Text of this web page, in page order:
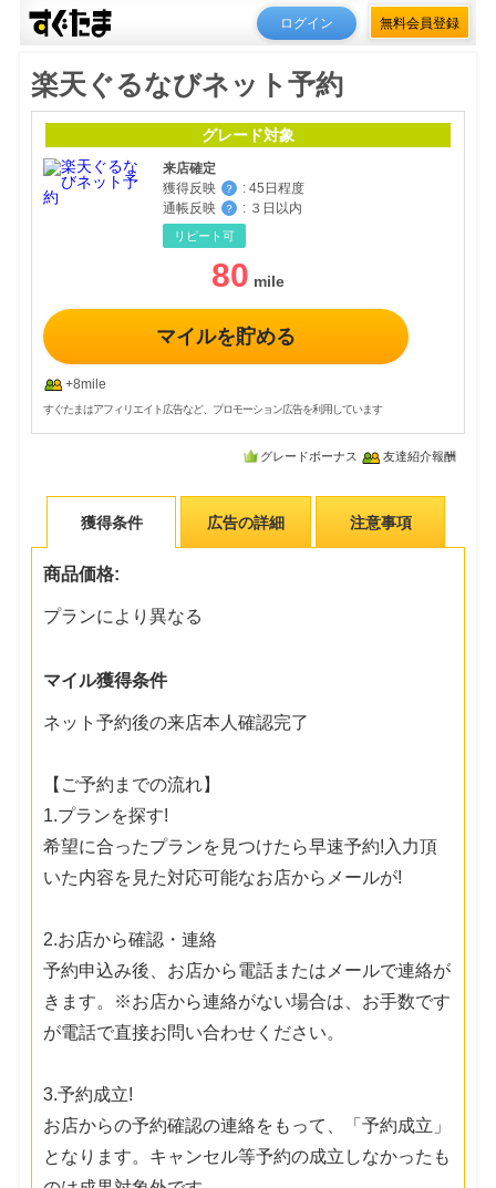
ログイン 無料会員登録
楽天ぐるなびネット予約
グレード対象
来店確定
獲得反映
？ : 45日程度
通帳反映
？ : ３日以内
リピート可
80
マイルを貯める
+8mile
すぐたまはアフィリエイト広告など、プロモーション広告を利用しています
グレードボーナス 友達紹介報酬
獲得条件 広告の詳細 注意事項
商品価格:
プランにより異なる
マイル獲得条件
ネット予約後の来店本人確認完了
【ご予約までの流れ】
1.プランを探す!
希望に合ったプランを見つけたら早速予約!入力頂
いた内容を見た対応可能なお店からメールが!
2.お店から確認・連絡
予約申込み後、お店から電話またはメールで連絡が
きます。※お店から連絡がない場合は、お手数です
が電話で直接お問い合わせください。
3.予約成立!
お店からの予約確認の連絡をもって、「予約成立」
となります。キャンセル等予約の成立しなかったも